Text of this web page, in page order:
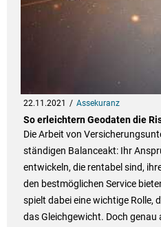
22.11.2021 Assekuranz
So erleichtern Geodaten die
Die Arbeit von
ständigen Balanceakt: Ihr
entwickeln, die rentabel sind,
den bestmöglichen Service
spielt dabei eine wichtige Rolle,
das Gleichgewicht. Doch genau